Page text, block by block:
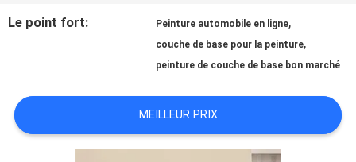
QUALITÉ
NOUVELLES
Le point fort: Peinture automobile en ligne,
couche de base pour la peinture,
peinture de couche de base bon marché
MEILLEUR PRIX